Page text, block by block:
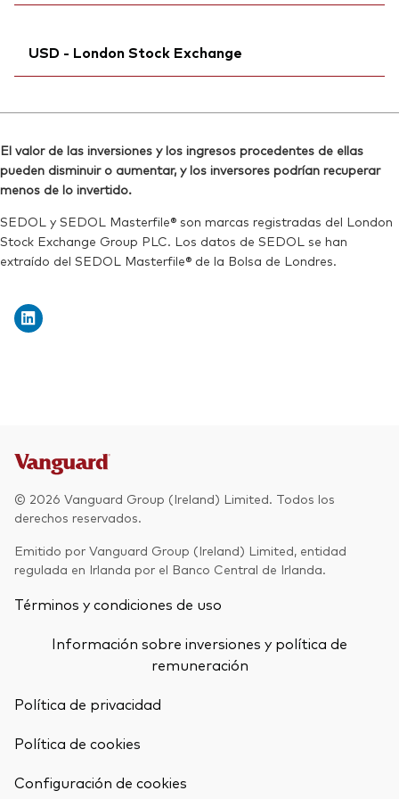
SEDOL: BDRX693
Bloomberg:VHYL LN
Reuters:VHYL.L
SEDOL:B9FH310
Ticker de cotización:VHYL
USD - London Stock Exchange
ISIN:IE00B8GKDB10
Reuters:VHYD.L
SEDOL: B82D4M2
Ticker de cotización:VHYD
El valor de las inversiones y los ingresos procedentes de ellas
pueden disminuir o aumentar, y los inversores podrían recuperar
menos de lo invertido.
SEDOL y SEDOL Masterfile® son marcas registradas del London
Stock Exchange Group PLC. Los datos de SEDOL se han
extraído del SEDOL Masterfile® de la Bolsa de Londres.
© 2026 Vanguard Group (Ireland) Limited. Todos los
derechos reservados.
Emitido por Vanguard Group (Ireland) Limited, entidad
regulada en Irlanda por el Banco Central de Irlanda.
Términos y condiciones de uso
Información sobre inversiones y política de
remuneración
Política de privacidad
Política de cookies
Configuración de cookies